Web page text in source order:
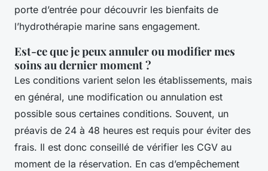
porte d’entrée pour découvrir les bienfaits de
l’hydrothérapie marine sans engagement.
Est-ce que je peux annuler ou modifier mes
soins au dernier moment ?
Les conditions varient selon les établissements, mais
en général, une modification ou annulation est
possible sous certaines conditions. Souvent, un
préavis de 24 à 48 heures est requis pour éviter des
frais. Il est donc conseillé de vérifier les CGV au
moment de la réservation. En cas d’empêchement